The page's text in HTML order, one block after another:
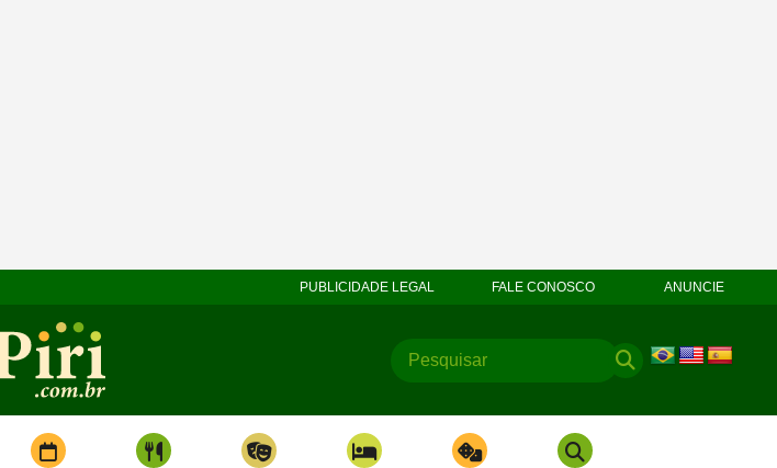
PUBLICIDADE LEGAL FALE CONOSCO ANUNCIE